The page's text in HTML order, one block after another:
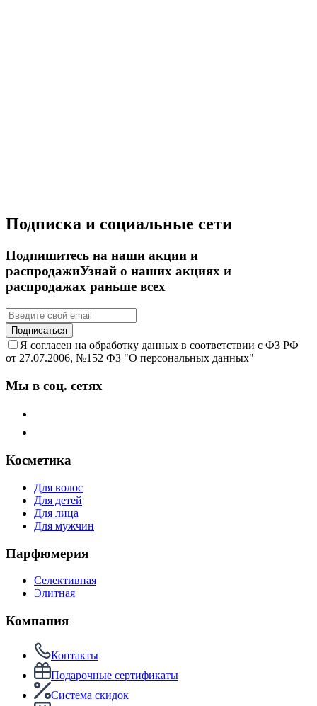
Подписка и социальные сети
Подпишитесь на наши акции и
распродажиУзнай о наших акциях и
распродажах раньше всех
Подписаться
Я согласен на обработку данных в соответствии с ФЗ РФ
от 27.07.2006, №152 ФЗ "О персональных данных"
Мы в соц. сетях
Косметика
Для волос
Для детей
Для лица
Для мужчин
Парфюмерия
Селективная
Элитная
Компания
Контакты
Подарочные сертификаты
Система скидок